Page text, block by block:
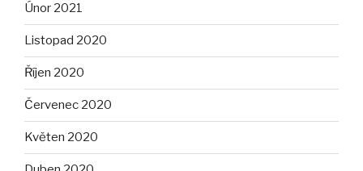
Únor 2021
Listopad 2020
Říjen 2020
Červenec 2020
Květen 2020